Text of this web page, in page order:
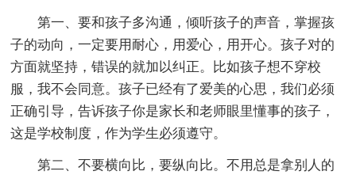
第一、要和孩子多沟通，倾听孩子的声音，掌握孩
子的动向，一定要用耐心，用爱心，用开心。孩子对的
方面就坚持，错误的就加以纠正。比如孩子想不穿校
服，我不会同意。孩子已经有了爱美的心思，我们必须
正确引导，告诉孩子你是家长和老师眼里懂事的孩子，
这是学校制度，作为学生必须遵守。
第二、不要横向比，要纵向比。不用总是拿别人的